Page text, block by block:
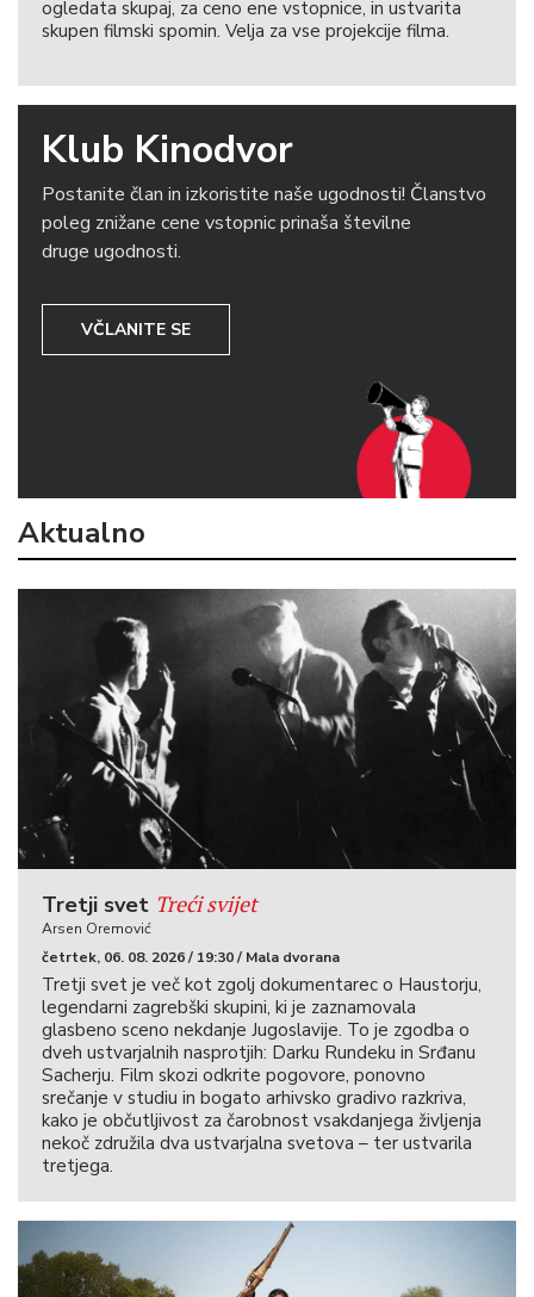
ogledata skupaj, za ceno ene vstopnice, in ustvarita
skupen filmski spomin. Velja za vse projekcije filma.
Klub Kinodvor
Postanite član in izkoristite naše ugodnosti! Članstvo
poleg znižane cene vstopnic prinaša številne
druge ugodnosti.
VČLANITE SE
Aktualno
Tretji svet Treći svijet
Arsen Oremović
četrtek, 06. 08. 2026 / 19:30 / Mala dvorana
Tretji svet je več kot zgolj dokumentarec o Haustorju,
legendarni zagrebški skupini, ki je zaznamovala
glasbeno sceno nekdanje Jugoslavije. To je zgodba o
dveh ustvarjalnih nasprotjih: Darku Rundeku in Srđanu
Sacherju. Film skozi odkrite pogovore, ponovno
srečanje v studiu in bogato arhivsko gradivo razkriva,
kako je občutljivost za čarobnost vsakdanjega življenja
nekoč združila dva ustvarjalna svetova – ter ustvarila
tretjega.